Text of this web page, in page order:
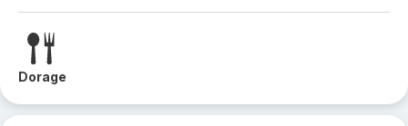
Dorage